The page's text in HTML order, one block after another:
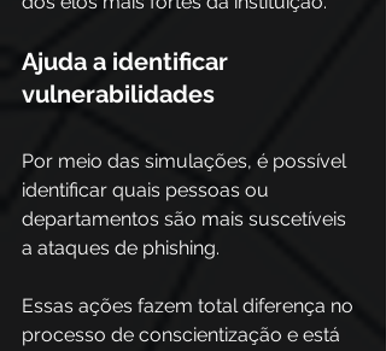
Ajuda a identificar
vulnerabilidades
Por meio das simulações, é possível
identificar quais pessoas ou
departamentos são mais suscetíveis
a ataques de phishing.
Essas ações fazem total diferença no
processo de conscientização e está